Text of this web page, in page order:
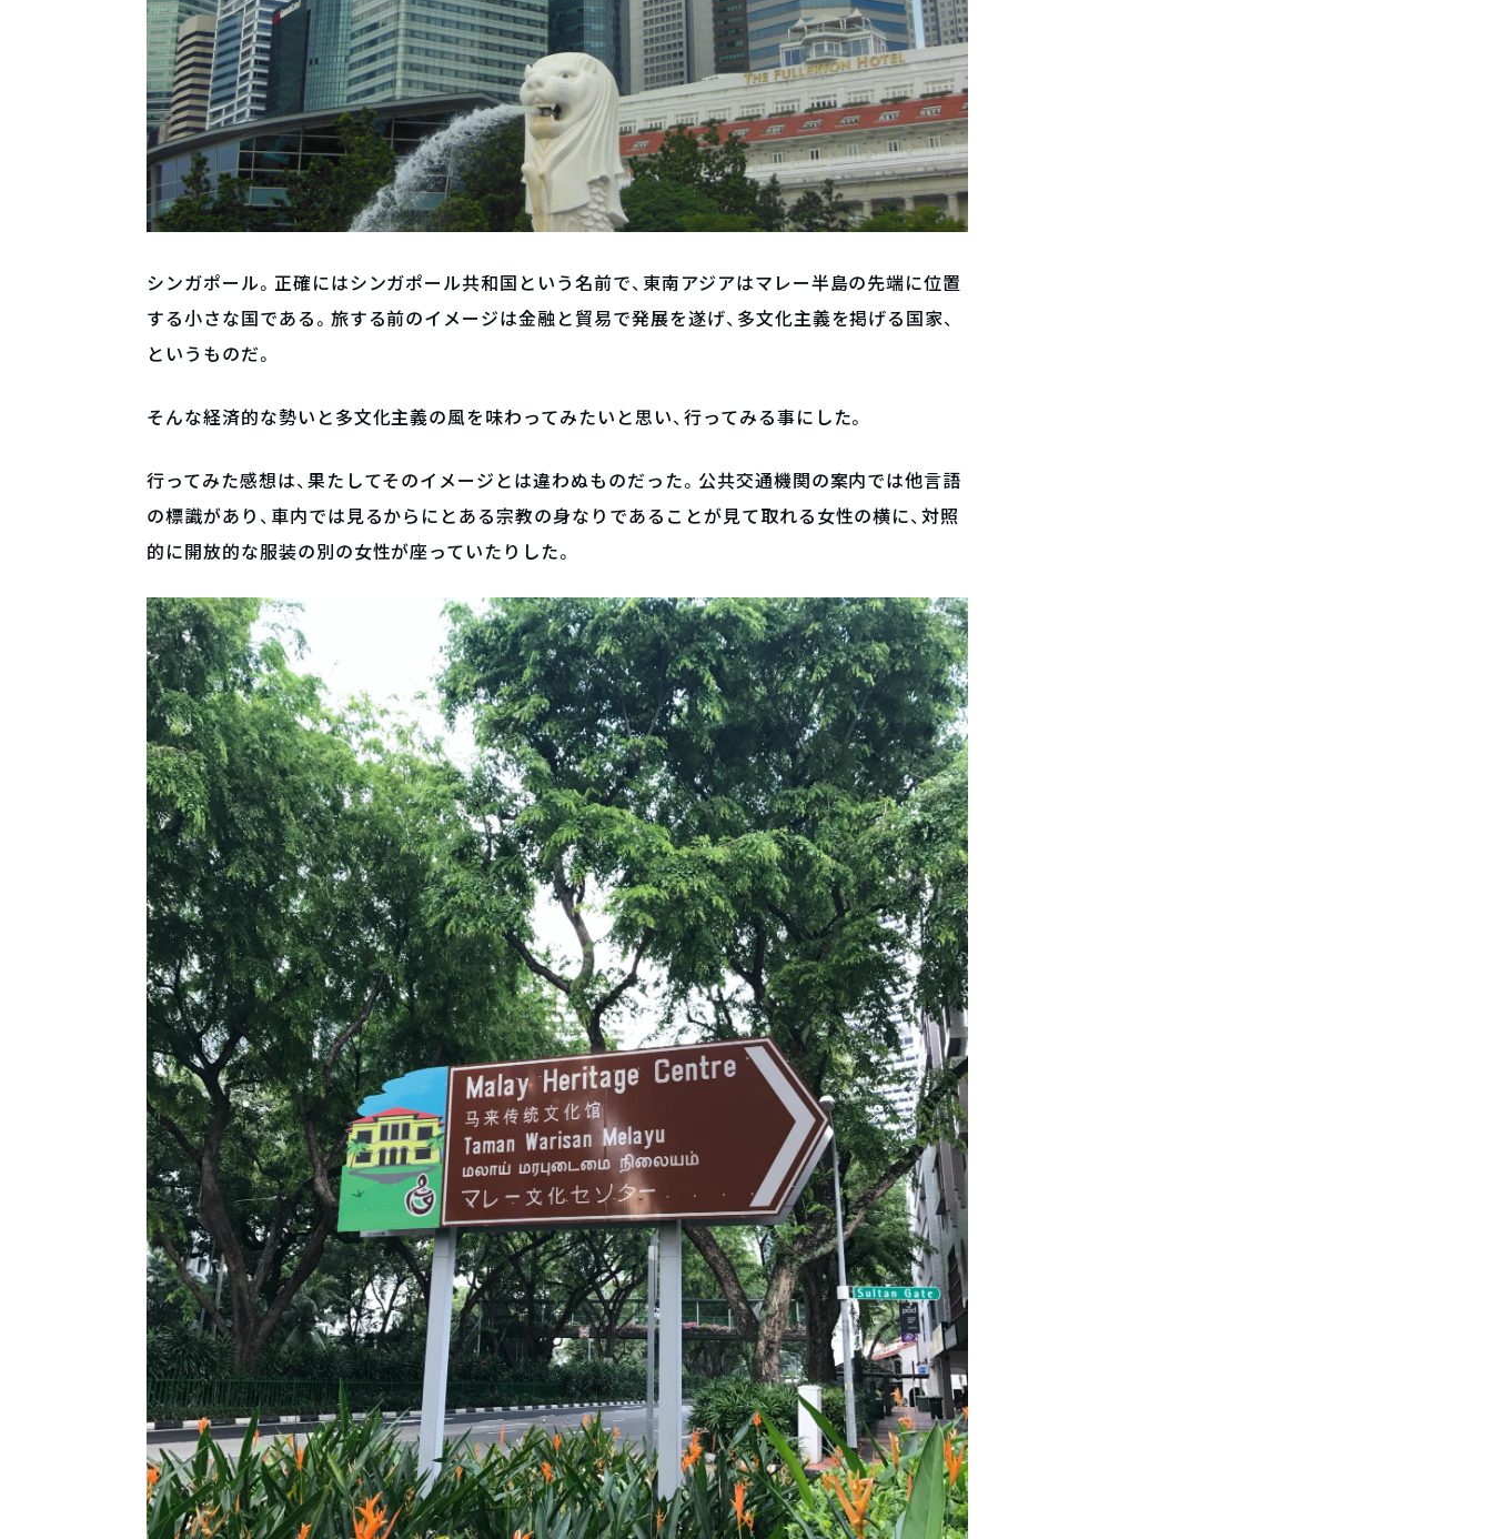
シンガポール。正確にはシンガポール共和国という名前で、東南アジアはマレー半島の先端に位置
する小さな国である。旅する前のイメージは金融と貿易で発展を遂げ、多文化主義を掲げる国家、
というものだ。
そんな経済的な勢いと多文化主義の風を味わってみたいと思い、行ってみる事にした。
行ってみた感想は、果たしてそのイメージとは違わぬものだった。公共交通機関の案内では他言語
の標識があり、車内では見るからにとある宗教の身なりであることが見て取れる女性の横に、対照
的に開放的な服装の別の女性が座っていたりした。